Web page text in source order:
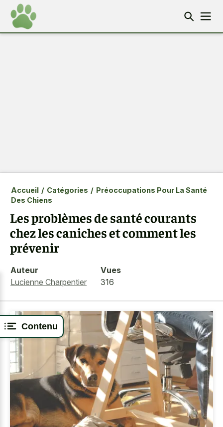
Contenu
Accueil / Catégories / Préoccupations Pour La Santé
Des Chiens
Les problèmes de santé courants
chez les caniches et comment les
prévenir
Auteur
Lucienne Charpentier
Vues
316